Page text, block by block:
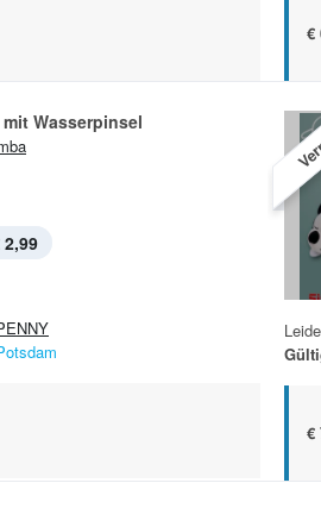
€
Wasserpinsel
2,99
€